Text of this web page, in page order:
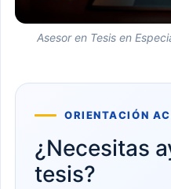
Asesor en Tesis en
ORIENTACIÓN
¿Necesitas
tesis?